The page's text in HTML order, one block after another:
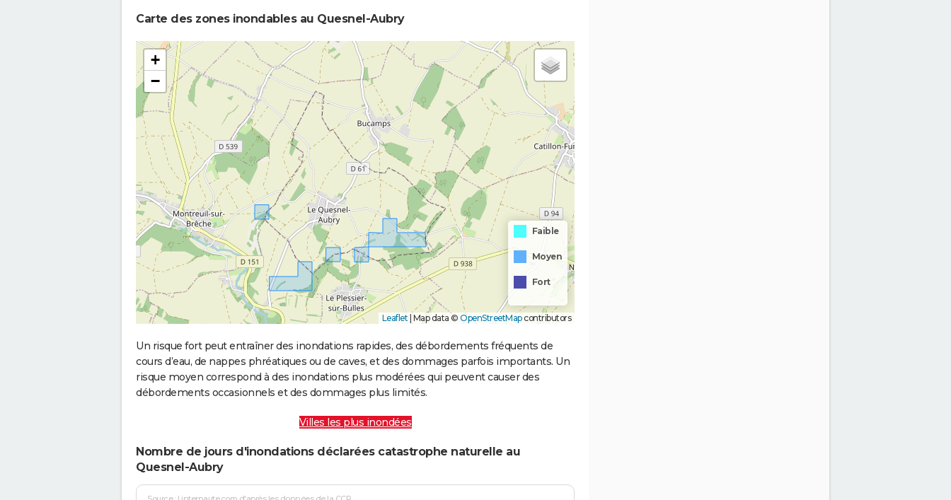
Carte des zones inondables au Quesnel-Aubry
+
−
Faible
Moyen
Fort
Leaflet| Map data © OpenStreetMapcontributors
Un risque fort peut entraîner des inondations rapides, des débordements fréquents de
cours d’eau, de nappes phréatiques ou de caves, et des dommages parfois importants. Un
risque moyen correspond à des inondations plus modérées qui peuvent causer des
débordements occasionnels et des dommages plus limités.
Villes les plus inondées
Nombre de jours d'inondations déclarées catastrophe naturelle au
Quesnel-Aubry